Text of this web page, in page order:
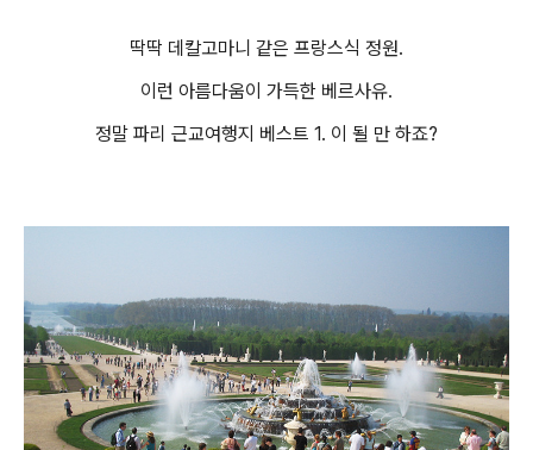
딱딱 데칼고마니 같은 프랑스식 정원.
이런 아름다움이 가득한 베르사유.
정말 파리 근교여행지 베스트 1. 이 될 만 하죠?